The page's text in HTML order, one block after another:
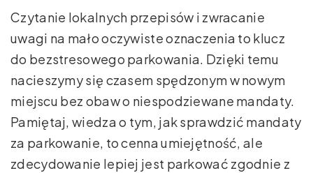
Czytanie lokalnych przepisów i zwracanie
uwagi na mało oczywiste oznaczenia to klucz
do bezstresowego parkowania. Dzięki temu
nacieszymy się czasem spędzonym w nowym
miejscu bez obaw o niespodziewane mandaty.
Pamiętaj, wiedza o tym, jak sprawdzić mandaty
za parkowanie, to cenna umiejętność, ale
zdecydowanie lepiej jest parkować zgodnie z